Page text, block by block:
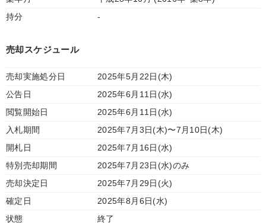
持分
-
売却スケジュール
売却実施処分日
2025年5月22日(木)
公告日
2025年6月11日(水)
閲覧開始日
2025年6月11日(水)
入札期間
2025年7月3日(木)〜7月10日(木)
開札日
2025年7月16日(水)
特別売却期間
2025年7月23日(水)のみ
売却決定日
2025年7月29日(火)
確定日
2025年8月6日(水)
状態
終了